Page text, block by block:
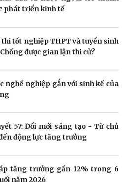
Công nghệ
Sành điệu
Trải nghiệm
Chuyển đổi số
Blog
Tình yêu - Gia đình
phát triển kinh tế
thi tốt nghiệp THPT và tuyển sinh
được gian lận thi cử?
nghề nghiệp gắn với sinh kế của
57: Đổi mới sáng tạo - Từ chủ
động lực tăng trưởng
tăng trưởng gần 12% trong 6
năm 2026